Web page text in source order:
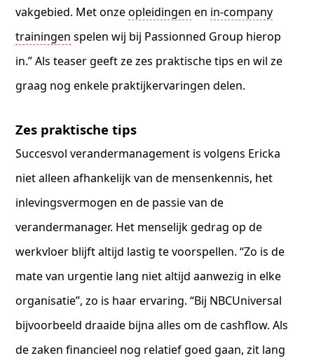
vakgebied. Met onzeopleidingen en in-company
trainingen spelen wij bij Passionned Group hierop
in.” Als teaser geeft ze zes praktische tips en wil ze
graag nog enkele praktijkervaringen delen.
Zes praktische tips
Succesvol verandermanagement is volgens Ericka
niet alleen afhankelijk van de mensenkennis, het
inlevingsvermogen en de passie van de
verandermanager. Het menselijk gedrag op de
werkvloer blijft altijd lastig te voorspellen. “Zo is de
mate van urgentie lang niet altijd aanwezig in elke
organisatie”, zo is haar ervaring. “Bij NBCUniversal
bijvoorbeeld draaide bijna alles om de cashflow. Als
de zaken financieel nog relatief goed gaan, zit lang